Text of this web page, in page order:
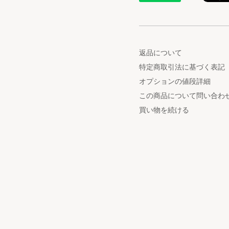
返品について
特定商取引法に基づく表記
オプションの値段詳細
この商品について問い合わ
買い物を続ける